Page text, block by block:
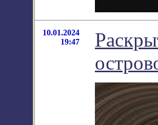
10.01.2024
19:47